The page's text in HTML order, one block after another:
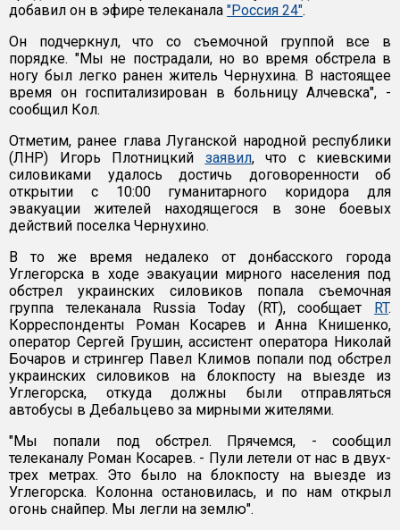
добавил он в эфире телеканала "Россия 24".
Он подчеркнул, что со съемочной группой все в
порядке. "Мы не пострадали, но во время обстрела в
ногу был легко ранен житель Чернухина. В настоящее
время он госпитализирован в больницу Алчевска", -
сообщил Кол.
Отметим, ранее глава Луганской народной республики
(ЛНР) Игорь Плотницкий заявил, что с киевскими
силовиками удалось достичь договоренности об
открытии с 10:00 гуманитарного коридора для
эвакуации жителей находящегося в зоне боевых
действий поселка Чернухино.
В то же время недалеко от донбасского города
Углегорска в ходе эвакуации мирного населения под
обстрел украинских силовиков попала съемочная
группа телеканала Russia Today (RT), сообщает RT.
Корреспонденты Роман Косарев и Анна Книшенко,
оператор Сергей Грушин, ассистент оператора Николай
Бочаров и стрингер Павел Климов попали под обстрел
украинских силовиков на блокпосту на выезде из
Углегорска, откуда должны были отправляться
автобусы в Дебальцево за мирными жителями.
"Мы попали под обстрел. Прячемся, - сообщил
телеканалу Роман Косарев. - Пули летели от нас в двух-
трех метрах. Это было на блокпосту на выезде из
Углегорска. Колонна остановилась, и по нам открыл
огонь снайпер. Мы легли на землю".